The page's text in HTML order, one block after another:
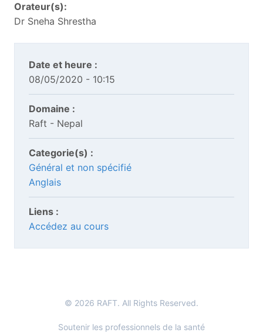
Orateur(s):
Dr Sneha Shrestha
Date et heure :
08/05/2020 - 10:15
Domaine :
Raft - Nepal
Categorie(s) :
Général et non spécifié
Anglais
Liens :
Accédez au cours
© 2026 RAFT. All Rights Reserved.
Soutenir les professionnels de la santé